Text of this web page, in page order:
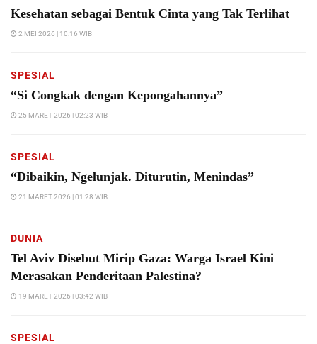
Kesehatan sebagai Bentuk Cinta yang Tak Terlihat
2 MEI 2026 | 10:16 WIB
SPESIAL
“Si Congkak dengan Kepongahannya”
25 MARET 2026 | 02:23 WIB
SPESIAL
“Dibaikin, Ngelunjak. Diturutin, Menindas”
21 MARET 2026 | 01:28 WIB
DUNIA
Tel Aviv Disebut Mirip Gaza: Warga Israel Kini
Merasakan Penderitaan Palestina?
19 MARET 2026 | 03:42 WIB
SPESIAL